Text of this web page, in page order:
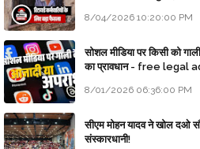
8/04/2026 10:20:00 PM
सोशल मीडिया पर किसी को
का प्रावधान - free legal
8/01/2026 06:36:00 PM
सीएम मोहन यादव ने खोल दओ
संस्कारधानी!